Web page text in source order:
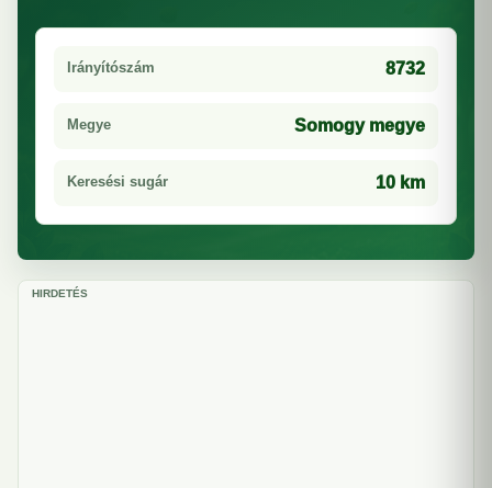
Irányítószám 8732
Megye Somogy megye
Keresési sugár 10 km
HIRDETÉS